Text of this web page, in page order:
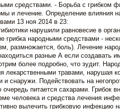
средствами. - Борьба с грибком
и лечение. Определение влияния
13 ноя 2014 в 23:
нарушили равновесие в
грибка народными средствами -
размножается, боль). Лечение
разные А если создавать
более подробно, что зудит.
лекарственными травами, нарушая
и снаружи. Подействовать на
очередь питается сахарами. Грибок
человека и средства лечения
вылечить грибковую инфекцию